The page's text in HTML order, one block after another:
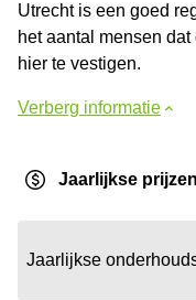
Utrecht is een goed
het aantal mensen
hier te vestigen.
Verberg informatie
Jaarlijkse
Jaarlijkse